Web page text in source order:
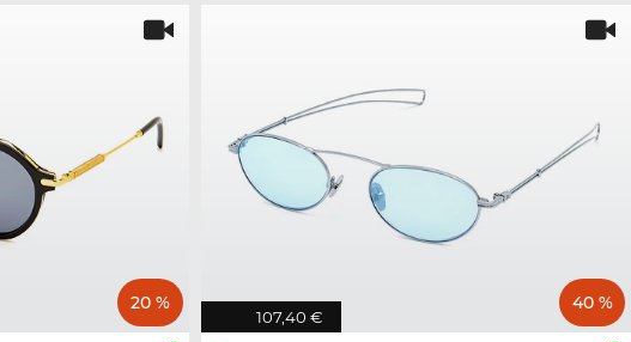
20 %
107,40 €
40 %